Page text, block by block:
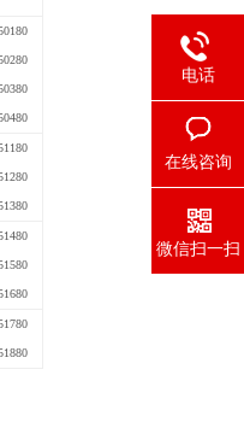
电话
在线咨询
微信扫一扫